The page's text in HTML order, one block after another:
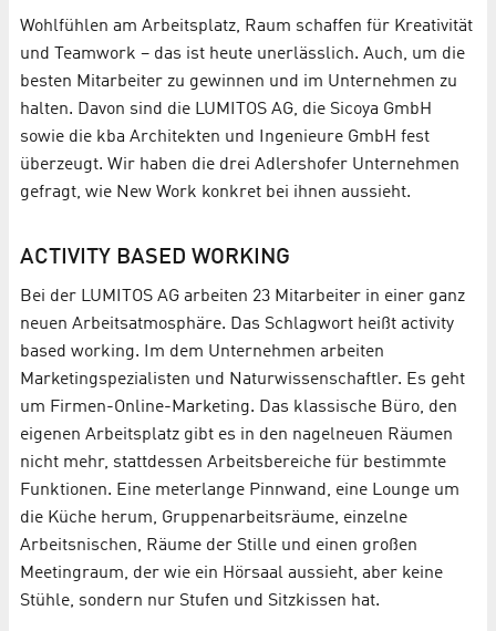
Wohlfühlen am Arbeitsplatz, Raum schaffen für Kreativität
und Teamwork – das ist heute unerlässlich. Auch, um die
besten Mitarbeiter zu gewinnen und im Unternehmen zu
halten. Davon sind die LUMITOS AG, die Sicoya GmbH
sowie die kba Architekten und Ingenieure GmbH fest
überzeugt. Wir haben die drei Adlershofer Unternehmen
gefragt, wie New Work konkret bei ihnen aussieht.
ACTIVITY BASED WORKING
Bei der LUMITOS AG arbeiten 23 Mitarbeiter in einer ganz
neuen Arbeitsatmosphäre. Das Schlagwort heißt activity
based working. Im dem Unternehmen arbeiten
Marketingspezialisten und Naturwissenschaftler. Es geht
um Firmen-Online-Marketing. Das klassische Büro, den
eigenen Arbeitsplatz gibt es in den nagelneuen Räumen
nicht mehr, stattdessen Arbeitsbereiche für bestimmte
Funktionen. Eine meterlange Pinnwand, eine Lounge um
die Küche herum, Gruppenarbeitsräume, einzelne
Arbeitsnischen, Räume der Stille und einen großen
Meetingraum, der wie ein Hörsaal aussieht, aber keine
Stühle, sondern nur Stufen und Sitzkissen hat.